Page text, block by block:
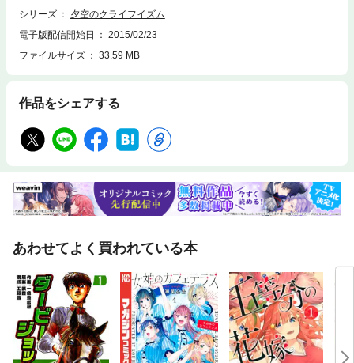
シリーズ
夕空のクライフイズム
電子版配信開始日
2015/02/23
ファイルサイズ
33.59 MB
作品をシェアする
あわせてよく買われている本